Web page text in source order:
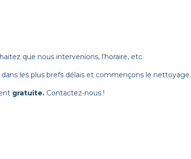
que nous intervenions, l’horaire, etc.
les plus brefs délais et commençons le nettoyage.
gratuite.Contactez-nous !